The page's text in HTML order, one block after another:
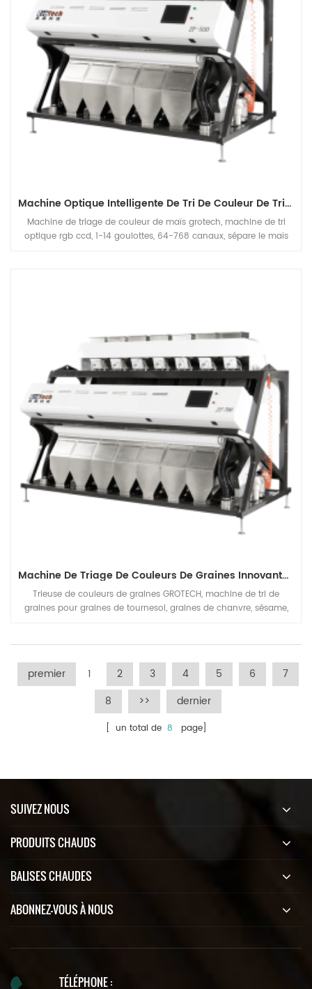
Machine Optique Intelligente De Tri De Couleur De Tri De Maïs De Haute Précision
Machine de triage de couleur de maïs grotech, machine de tri
optique rgb ccd, 1-14 goulottes, 64-768 canaux, sépare le maïs
Machine De Triage De Couleurs De Graines Innovantes Améliorées
Trieuse de couleurs de graines GROTECH, machine de tri de
graines pour graines de tournesol, graines de chanvre, sésame,
premier 1 2 3 4 5 6
7
8
>> dernier
[ un total de 8 page]
SUIVEZ NOUS
PRODUITS CHAUDS
BALISES CHAUDES
ABONNEZ-VOUS À NOUS
TÉLÉPHONE :